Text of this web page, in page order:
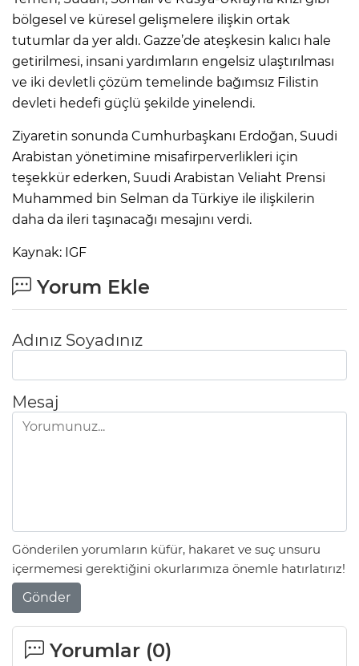
bölgesel ve küresel gelişmelere ilişkin ortak
tutumlar da yer aldı. Gazze’de ateşkesin kalıcı hale
getirilmesi, insani yardımların engelsiz ulaştırılması
ve iki devletli çözüm temelinde bağımsız Filistin
devleti hedefi güçlü şekilde yinelendi.
Ziyaretin sonunda Cumhurbaşkanı Erdoğan, Suudi
Arabistan yönetimine misafirperverlikleri için
teşekkür ederken, Suudi Arabistan Veliaht Prensi
Muhammed bin Selman da Türkiye ile ilişkilerin
daha da ileri taşınacağı mesajını verdi.
Kaynak: IGF
Yorum Ekle
Adınız Soyadınız
Mesaj
Gönderilen yorumların küfür, hakaret ve suç unsuru
içermemesi gerektiğini okurlarımıza önemle hatırlatırız!
Gönder
Yorumlar (0)